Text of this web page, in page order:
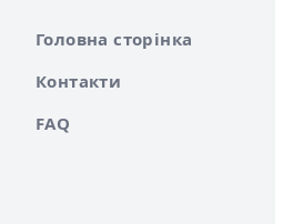
Головна сторінка
Контакти
FAQ